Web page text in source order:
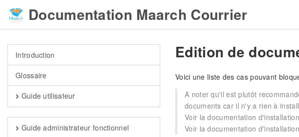
Documentation Maarch Courrier
Introduction
Glossaire
Guide utilisateur
Guide administrateur fonctionnel
Edition de
Voici une liste des cas pouvant
A noter qu'il est plutôt
documents car il n'y a rien à
Voir la documentation
Voir la documentation